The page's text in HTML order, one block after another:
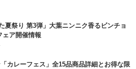
夏祭り 第3弾」大葉ニンニク香るビンチョ
ェア開催情報
カレーフェス」全15品商品詳細とお得な限